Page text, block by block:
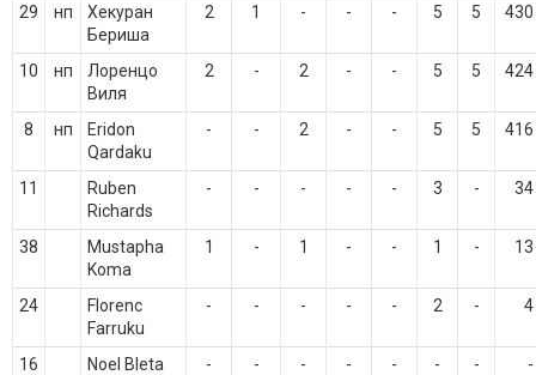
29 нп
Хекуран
Бериша
2 1 - - - 5 5 430
10 нп
Лоренцо
Виля
2 - 2 - - 5 5 424
8 нп
Eridon
Qardaku
- - 2 - - 5 5 416
11
Ruben
Richards
- - - - - 3 - 34
38
Mustapha
Koma
1 - 1 - - 1 - 13
24
Florenc
Farruku
- - - - - 2 - 4
16 Noel Bleta - - - - - - -
-